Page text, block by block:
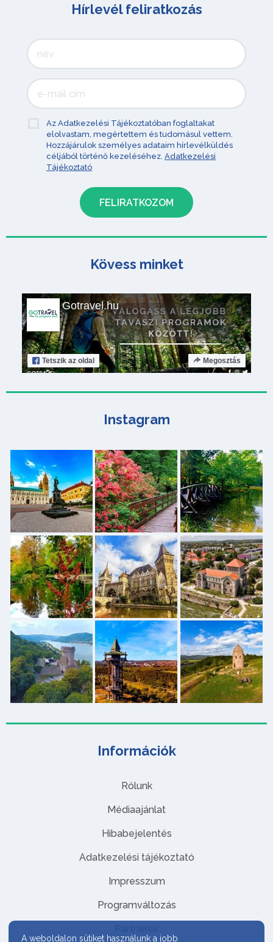
Információk
Rólunk
Médiaajánlat
Hibabejelentés
Adatkezelési tájékoztató
Impresszum
Programváltozás
Hírlevél feliratkozás
Az Adatkezelési Tájékoztatóban foglaltakat
elolvastam, megértettem és tudomásul vettem.
Hozzájárulok személyes adataim hírlevélküldés
céljából történő kezeléséhez. Adatkezelési
Tájékoztató
Kövess minket
Gotravel.hu
Tetszik az oldal Megosztás
Instagram
A weboldalon sütiket használunk a jobb